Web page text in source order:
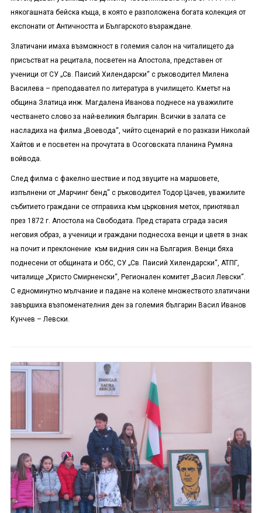
някогашната бейска къща, в която е разположена богата колекция от
експонати от Античността и Българското възраждане.
Златичани имаха възможност в големия салон на читалището да
присъстват на рецитала, посветен на Апостола, представен от
ученици от СУ „Св. Паисий Хилендарски“ с ръководител Милена
Василева – преподавател по литература в училището. Кметът на
община Златица инж. Магдалена Иванова поднесе на уважилите
честването слово за най-великия българин. Всички в залата се
насладиха на филма „Воевода“, чийто сценарий е по разкази Николай
Хайтов и е посветен на прочутата в Осоговската планина Румяна
войвода.
След филма с факелно шествие и под звуците на маршовете,
изпълнени от „Марчинг бенд“ с ръководител Тодор Цачев, уважилите
събитието граждани се отправиха към църковния метох, приютявал
през 1872 г. Апостола на Свободата. Пред старата сграда засия
неговия образ, а ученици и граждани поднесоха венци и цветя в знак
на почит и преклонение към видния син на България. Венци бяха
поднесени от общината и ОбС, СУ „Св. Паисий Хилендарски“, АТПГ,
читалище „Христо Смирненски“, Регионален комитет „Васил Левски“.
С едноминутно мълчание и падане на колене множеството златичани
завършиха възпоменателния ден за големия българин Васил Иванов
Кунчев – Левски.